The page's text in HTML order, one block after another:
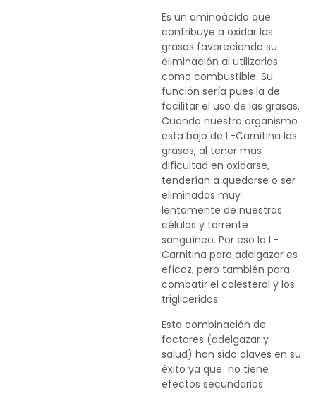
Es un aminoácido que
contribuye a oxidar las
grasas favoreciendo su
eliminación al utilizarlas
como combustible. Su
función sería pues la de
facilitar el uso de las grasas.
Cuando nuestro organismo
esta bajo de L-Carnitina las
grasas, al tener mas
dificultad en oxidarse,
tenderían a quedarse o ser
eliminadas muy
lentamente de nuestras
células y torrente
sanguíneo. Por eso la L-
Carnitina para adelgazar es
eficaz, pero también para
combatir el colesterol y los
trigliceridos.
Esta combinación de
factores (adelgazar y
salud) han sido claves en su
éxito ya que no tiene
efectos secundarios